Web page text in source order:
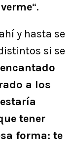
“.
y hasta se
si se
a los
tener
forma: te